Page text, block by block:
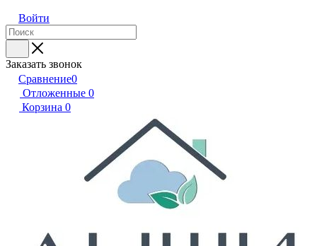
Войти
Заказать звонок
Сравнение0
Отложенные 0
Корзина 0